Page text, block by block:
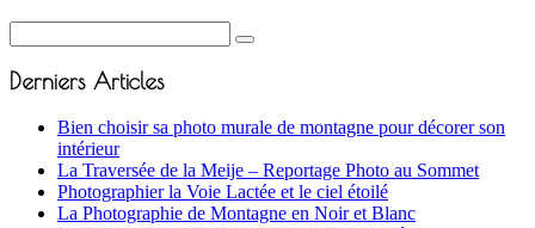
Derniers Articles
Bien choisir sa photo murale de montagne pour décorer son
intérieur
La Traversée de la Meije – Reportage Photo au Sommet
Photographier la Voie Lactée et le ciel étoilé
La Photographie de Montagne en Noir et Blanc